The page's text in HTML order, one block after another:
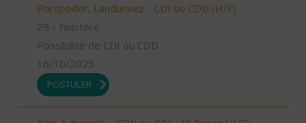
Porspoder, Landunvez - CDI ou CDD (H/F)
29 - Finistère
Possibilité de CDI ou CDD
16/10/2025
POSTULER